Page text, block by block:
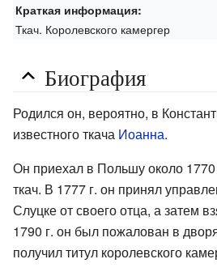
Краткая информация:
Ткач. Королевского камергер
Биография
Родился он, вероятно, в
известного ткача Иоанна.
Он приехал в Польшу около 1770
ткач. В 1777 г. он принял
Слуцке от своего отца, а затем
1790 г. он был пожалован в
получил титул королевского